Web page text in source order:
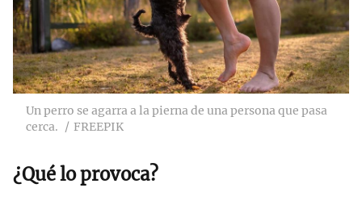
Un perro se agarra a la pierna de una persona que pasa
cerca.
FREEPIK
¿Qué lo provoca?